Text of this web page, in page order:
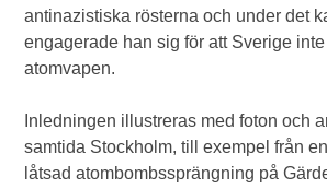
antinazistiska rösterna och under det
engagerade han sig för att Sverige
atomvapen.
Inledningen illustreras med foton och
samtida Stockholm, till exempel från
låtsad atombombssprängning på